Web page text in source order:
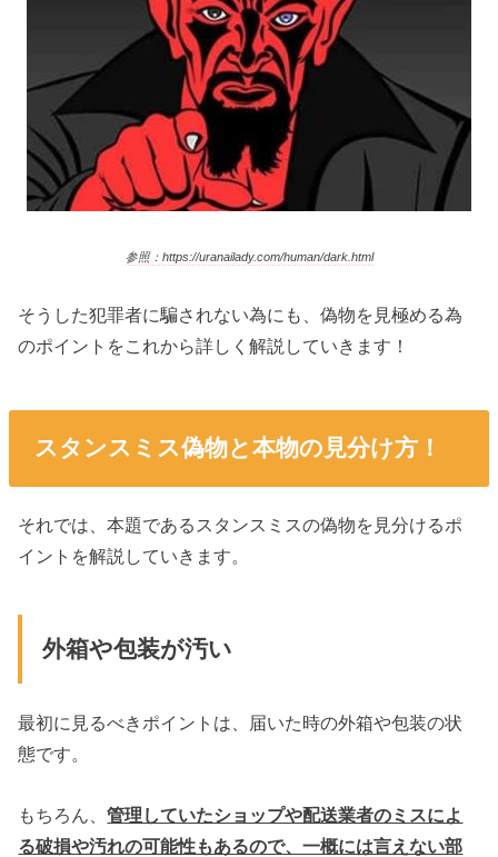
参照：https://uranailady.com/human/dark.html
そうした犯罪者に騙されない為にも、偽物を見極める為
のポイントをこれから詳しく解説していきます！
スタンスミス偽物と本物の見分け方！
それでは、本題であるスタンスミスの偽物を見分けるポ
イントを解説していきます。
外箱や包装が汚い
最初に見るべきポイントは、届いた時の外箱や包装の状
態です。
もちろん、管理していたショップや配送業者のミスによ
る破損や汚れの可能性もあるので、一概には言えない部